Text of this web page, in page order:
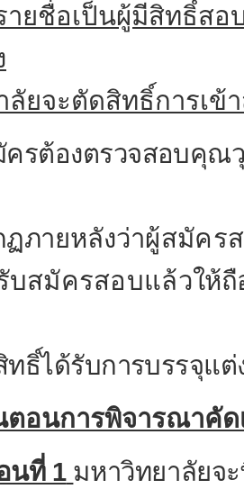
ายชื่อเป็นผู้มีสิทธิ์ส
ลัยจะตัดสิทธิ์การเ
ครต้องตรวจสอบคุ
ฏภายหลังว่าผู้สมัคร
บสมัครสอบแล้วให้
ทธิ์ได้รับการบรรจุแ
อนการพิจารณาคัด
นที่ 1 มหาวิทยาลัยจ